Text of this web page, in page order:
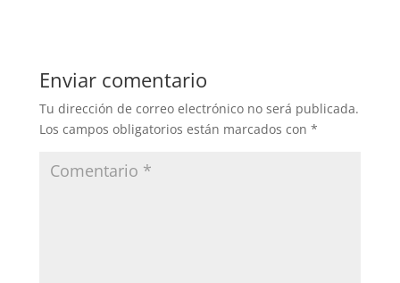
Enviar comentario
Tu dirección de correo electrónico no será publicada.
Los campos obligatorios están marcados con *